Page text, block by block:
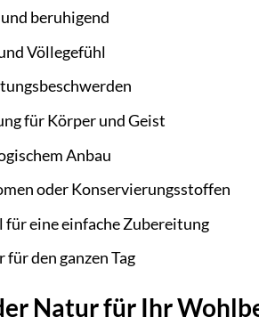
beruhigend
Völlegefühl
für Körper und Geist
Anbau
oder Konservierungsstoffen
für eine einfache Zubereitung
den ganzen Tag
Natur für Ihr